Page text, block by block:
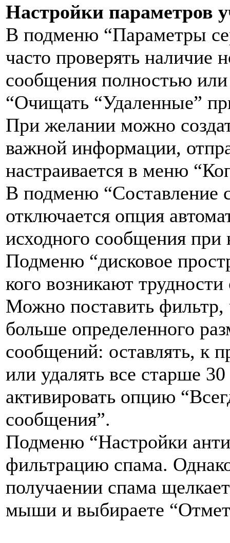
Настройки параметров
В подменю “Параметры
часто проверять наличие
сообщения полностью или
“Очищать “Удаленные”
При желании можно
важной информации,
настраивается в меню
В подменю “Составление
отключается опция
исходного сообщения при
Подменю “дисковое
кого возникают
Можно поставить фильтр,
больше определенного
сообщений: оставлять, к
или удалять все старше
активировать опцию
сообщения”.
Подменю “Настройки
фильтрацию спама.
получаении спама
мыши и выбираете